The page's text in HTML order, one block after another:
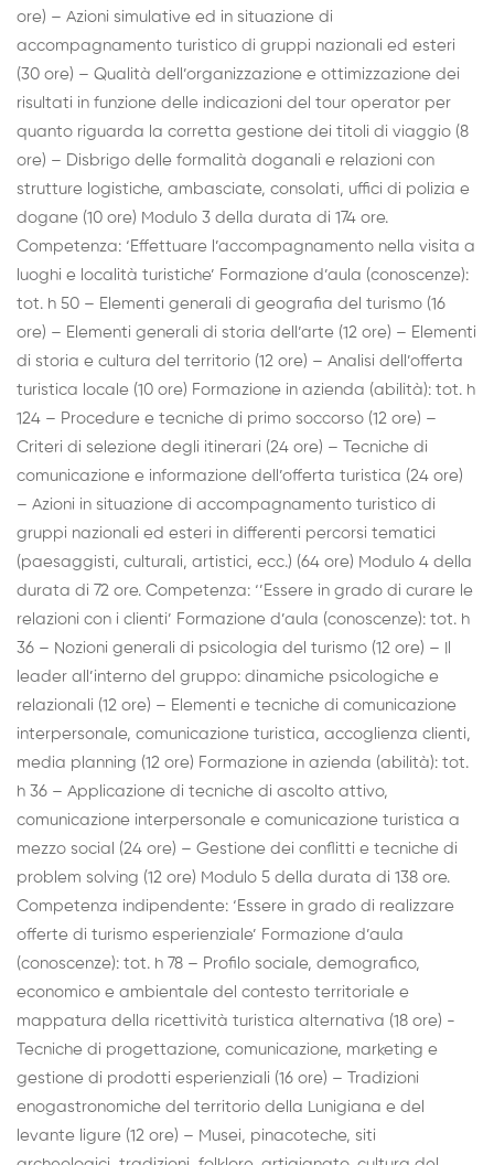
ore) – Azioni simulative ed in situazione di
accompagnamento turistico di gruppi nazionali ed esteri
(30 ore) – Qualità dell’organizzazione e ottimizzazione dei
risultati in funzione delle indicazioni del tour operator per
quanto riguarda la corretta gestione dei titoli di viaggio (8
ore) – Disbrigo delle formalità doganali e relazioni con
strutture logistiche, ambasciate, consolati, uffici di polizia e
dogane (10 ore) Modulo 3 della durata di 174 ore.
Competenza: ‘Effettuare l’accompagnamento nella visita a
luoghi e località turistiche’ Formazione d’aula (conoscenze):
tot. h 50 – Elementi generali di geografia del turismo (16
ore) – Elementi generali di storia dell’arte (12 ore) – Elementi
di storia e cultura del territorio (12 ore) – Analisi dell’offerta
turistica locale (10 ore) Formazione in azienda (abilità): tot. h
124 – Procedure e tecniche di primo soccorso (12 ore) –
Criteri di selezione degli itinerari (24 ore) – Tecniche di
comunicazione e informazione dell’offerta turistica (24 ore)
– Azioni in situazione di accompagnamento turistico di
gruppi nazionali ed esteri in differenti percorsi tematici
(paesaggisti, culturali, artistici, ecc.) (64 ore) Modulo 4 della
durata di 72 ore. Competenza: ‘’Essere in grado di curare le
relazioni con i clienti’ Formazione d’aula (conoscenze): tot. h
36 – Nozioni generali di psicologia del turismo (12 ore) – Il
leader all’interno del gruppo: dinamiche psicologiche e
relazionali (12 ore) – Elementi e tecniche di comunicazione
interpersonale, comunicazione turistica, accoglienza clienti,
media planning (12 ore) Formazione in azienda (abilità): tot.
h 36 – Applicazione di tecniche di ascolto attivo,
comunicazione interpersonale e comunicazione turistica a
mezzo social (24 ore) – Gestione dei conflitti e tecniche di
problem solving (12 ore) Modulo 5 della durata di 138 ore.
Competenza indipendente: ‘Essere in grado di realizzare
offerte di turismo esperienziale’ Formazione d’aula
(conoscenze): tot. h 78 – Profilo sociale, demografico,
economico e ambientale del contesto territoriale e
mappatura della ricettività turistica alternativa (18 ore) -
Tecniche di progettazione, comunicazione, marketing e
gestione di prodotti esperienziali (16 ore) – Tradizioni
enogastronomiche del territorio della Lunigiana e del
levante ligure (12 ore) – Musei, pinacoteche, siti